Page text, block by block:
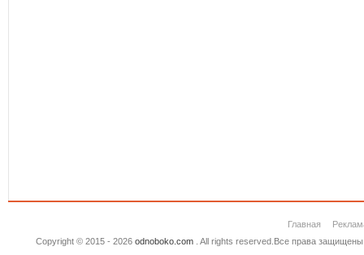
Главная
Copyright © 2015 - 2026 odnoboko.com. All rights reserved.Все права защищены.